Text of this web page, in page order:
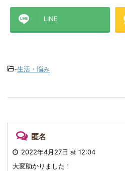
LINE
-生活・悩み
匿名
2022年4月27日 at 12:04
大変助かりました！